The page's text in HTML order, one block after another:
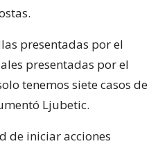
presentadas por el
presentadas por el
tenemos siete casos de
Ljubetic.
de iniciar acciones